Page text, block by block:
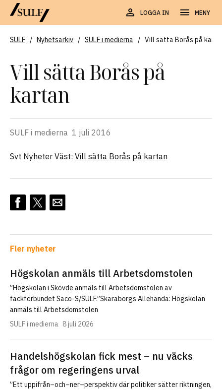
LOGGA IN MENY
SULF / Nyhetsarkiv / SULF i medierna / Vill sätta Borås på
Vill sätta Borås på
kartan
SULF i medierna 1 juli 2016
Svt Nyheter Väst: Vill sätta Borås på kartan
Fler nyheter
Högskolan anmäls till Arbetsdomstolen
”Högskolan i Skövde anmäls till Arbetsdomstolen av
fackförbundet Saco-S/SULF.”Skaraborgs Allehanda: Högskolan
anmäls till Arbetsdomstolen
SULF i medierna 8 juli 2026
Handelshögskolan fick mest – nu väcks
frågor om regeringens urval
”Ett uppifrån–och–ner–perspektiv där politiker sätter riktningen,